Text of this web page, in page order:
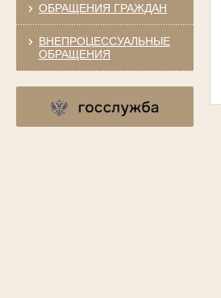
ОБРАЩЕНИЯ ГРАЖДАН
ВНЕПРОЦЕССУАЛЬНЫЕ
ОБРАЩЕНИЯ